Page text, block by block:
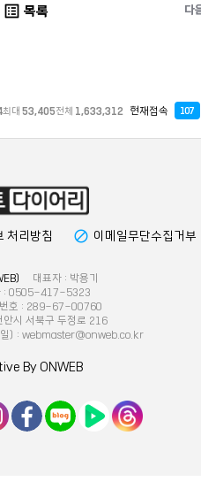
list_alt 목록 다
최대53,405전체 1,633,312 현재접속 107
처리방침 block 이메일무단수집거부
대표자 : 박용기
: 0505-417-5323
번호 : 289-67-00760
안시 서북구 두정로 216
일) : webmaster@onweb.co.kr
By ONWEB